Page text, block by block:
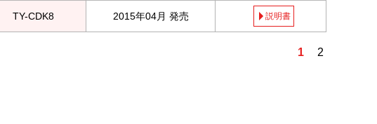
TY-CDK8 2015年04月 発売 説明書
1 2